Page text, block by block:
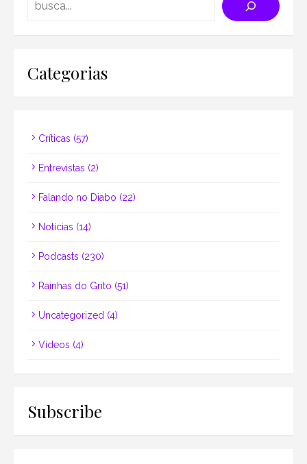
Categorias
Críticas (57)
Entrevistas (2)
Falando no Diabo (22)
Notícias (14)
Podcasts (230)
Rainhas do Grito (51)
Uncategorized (4)
Vídeos (4)
Subscribe